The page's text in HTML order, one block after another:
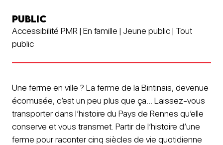
PUBLIC
Accessibilité PMR | En famille | Jeune public | Tout
public
Une ferme en ville ? La ferme de la Bintinais, devenue
écomusée, c’est un peu plus que ça… Laissez-vous
transporter dans l’histoire du Pays de Rennes qu’elle
conserve et vous transmet. Partir de l’histoire d’une
ferme pour raconter cinq siècles de vie quotidienne